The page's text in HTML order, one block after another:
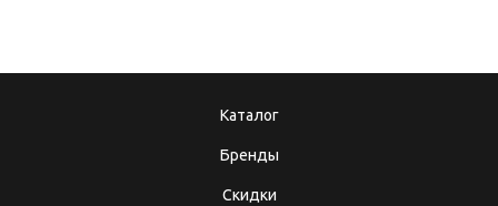
Каталог
Бренды
Скидки